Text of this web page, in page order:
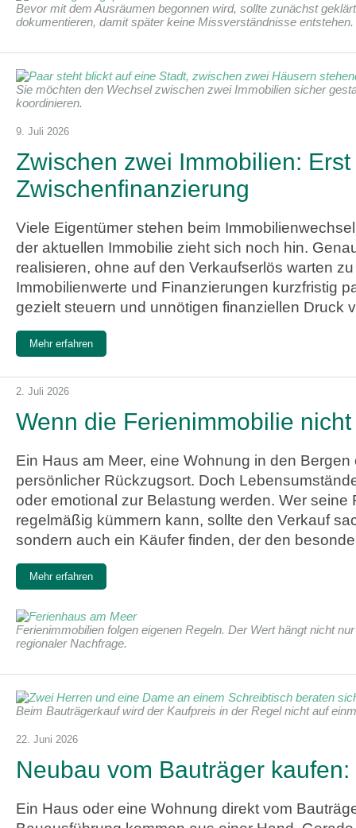
Bevor mit dem Ausräumen begonnen wird, sollte zunächst
dokumentieren, damit später keine Missverständnisse entstehen.
Sie möchten den Wechsel zwischen zwei Immobilien sicher
koordinieren.
9. Juli 2026
Zwischen zwei Immobilien:
Zwischenfinanzierung
Viele Eigentümer stehen beim
der aktuellen Immobilie zieht sich noch hin.
realisieren, ohne auf den Verkaufserlös warten
Immobilienwerte und Finanzierungen kurzfristig
gezielt steuern und unnötigen finanziellen Druck
Mehr erfahren
2. Juli 2026
Wenn die Ferienimmobilie
Ein Haus am Meer, eine Wohnung in den
persönlicher Rückzugsort. Doch
oder emotional zur Belastung werden. Wer
regelmäßig kümmern kann, sollte den Verkauf
sondern auch ein Käufer finden, der den
Mehr erfahren
Ferienimmobilien folgen eigenen Regeln. Der Wert hängt nicht
regionaler Nachfrage.
Beim Bauträgerkauf wird der Kaufpreis in der Regel nicht auf
22. Juni 2026
Neubau vom Bauträger
Ein Haus oder eine Wohnung direkt vom